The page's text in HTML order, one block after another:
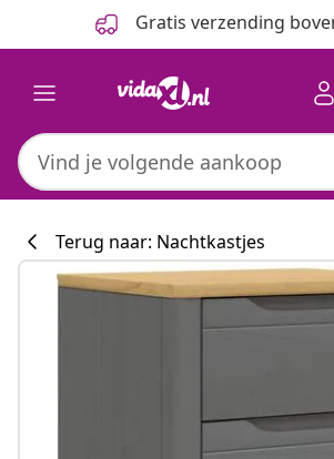
Gratis verzending
Terug naar: Nachtkastjes